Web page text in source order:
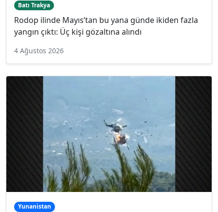
Batı Trakya
Rodop ilinde Mayıs’tan bu yana günde ikiden fazla
yangın çıktı: Üç kişi gözaltına alındı
4 Ağustos 2026
Yunanistan